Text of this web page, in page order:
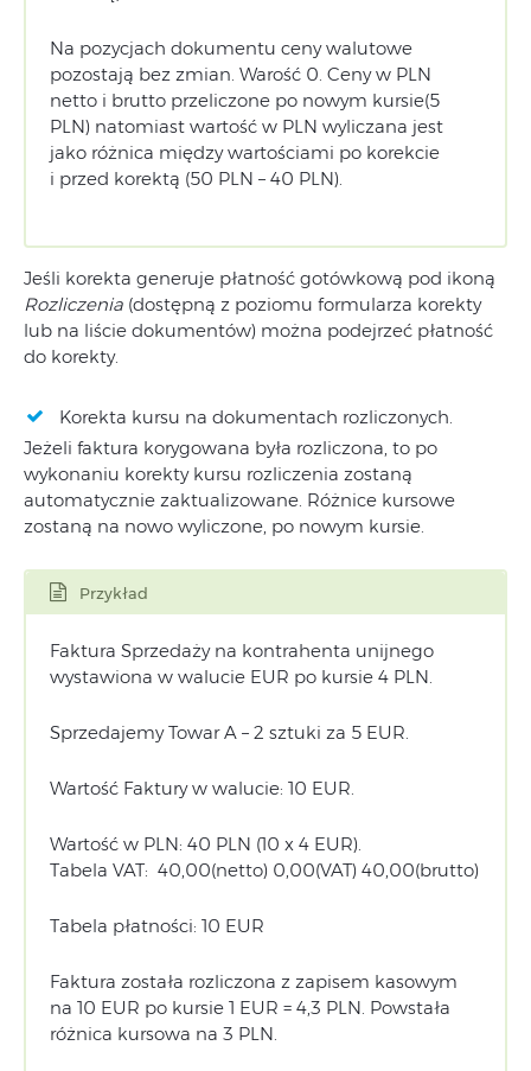
Na pozycjach dokumentu ceny walutowe
pozostają bez zmian. Warość 0. Ceny w PLN
netto i brutto przeliczone po nowym kursie(5
PLN) natomiast wartość w PLN wyliczana jest
jako różnica między wartościami po korekcie
i przed korektą (50 PLN – 40 PLN).
Jeśli korekta generuje płatność gotówkową pod ikoną
Rozliczenia (dostępną z poziomu formularza korekty
lub na liście dokumentów) można podejrzeć płatność
do korekty.
Korekta kursu na dokumentach rozliczonych.
Jeżeli faktura korygowana była rozliczona, to po
wykonaniu korekty kursu rozliczenia zostaną
automatycznie zaktualizowane. Różnice kursowe
zostaną na nowo wyliczone, po nowym kursie.
Przykład
Faktura Sprzedaży na kontrahenta unijnego
wystawiona w walucie EUR po kursie 4 PLN.
Sprzedajemy Towar A – 2 sztuki za 5 EUR.
Wartość Faktury w walucie: 10 EUR.
Wartość w PLN: 40 PLN (10 x 4 EUR).
Tabela VAT: 40,00(netto) 0,00(VAT) 40,00(brutto)
Tabela płatności: 10 EUR
Faktura została rozliczona z zapisem kasowym
na 10 EUR po kursie 1 EUR = 4,3 PLN. Powstała
różnica kursowa na 3 PLN.